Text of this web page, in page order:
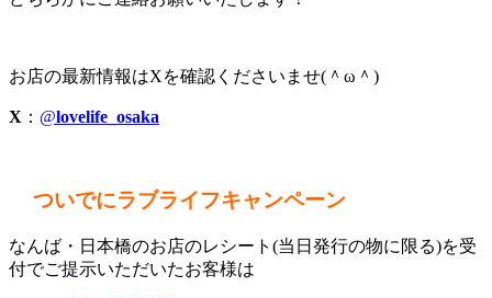
お店の最新情報はXを確認くださいませ(＾ω＾)
X ： @lovelife_osaka
ついでにラブライフキャンペーン
なんば・日本橋のお店のレシート(当日発行の物に限る)を受
付でご提示いただいたお客様は